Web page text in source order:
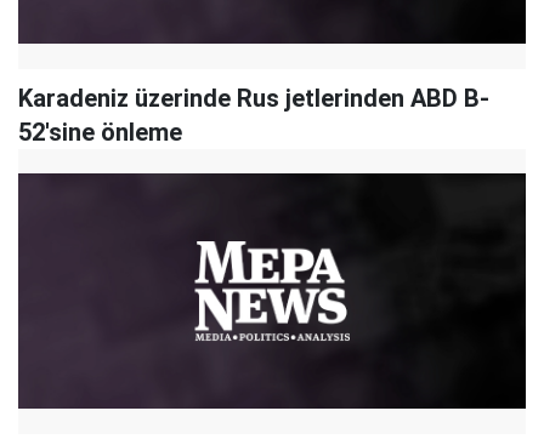
Karadeniz üzerinde Rus jetlerinden ABD B-
52'sine önleme